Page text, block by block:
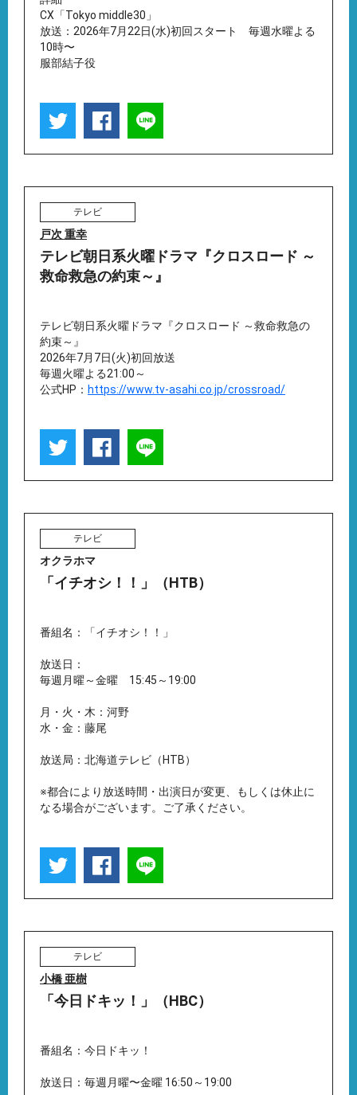
CX「Tokyo middle30」
放送：2026年7月22日(水)初回スタート 毎週水曜よる
10時〜
服部結子役
テレビ
戸次 重幸
テレビ朝日系火曜ドラマ『クロスロード ～
救命救急の約束～』
テレビ朝日系火曜ドラマ『クロスロード ～救命救急の
約束～』
2026年7月7日(火)初回放送
毎週火曜よる21:00～
公式HP： https://www.tv-asahi.co.jp/crossroad/
テレビ
オクラホマ
「イチオシ！！」（HTB）
番組名：「イチオシ！！」
放送日：
毎週月曜～金曜 15:45～19:00
月・火・木：河野
水・金：藤尾
放送局：北海道テレビ（HTB）
※都合により放送時間・出演日が変更、もしくは休止に
なる場合がございます。ご了承ください。
テレビ
小橋 亜樹
「今日ドキッ！」（HBC）
番組名：今日ドキッ！
放送日：毎週月曜〜金曜 16:50～19:00